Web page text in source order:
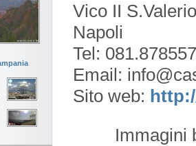
Vico II
Napoli
Tel:
Email:
Sito web:
Immagini